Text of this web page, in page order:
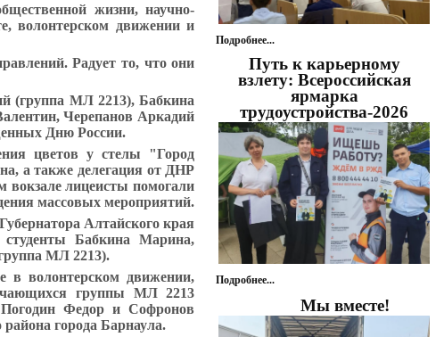
жизни, научно-
волонтерском движении и
Радует то, что они
(группа МЛ 2213),Бабкина
Черепанов Аркадий
Дню России.
цветову стелы "Город
а также делегация от ДНР
лицеисты помогали
массовых мероприятий.
Алтайского края
Бабкина Марина,
МЛ 2213).
в волонтерском движении,
группы МЛ 2213
Погодин Федор и Софронов
города Барнаула.
Подробнее...
Путь к карьерному
взлету: Всероссийская
ярмарка
трудоустройства-2026
Подробнее...
Мы вместе!